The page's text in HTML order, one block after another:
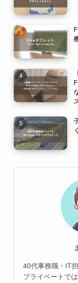
40代事務職・IT
プライベートで